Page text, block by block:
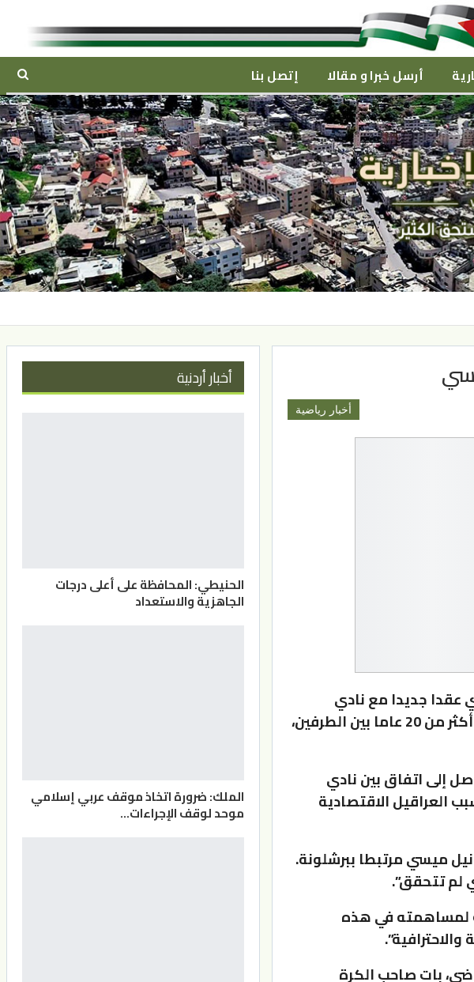
أرسل خبرا و مقالا إتصل بنا
أخبار رياضية
عقدا جديدا مع نادي
برشلونة الإسباني، وستنتهي بذلك شراكة دامت أكثر من 20 عاما بين الطرفين،
إلى اتفاق بين نادي
العراقيل الاقتصادية
ميسي مرتبطا ببرشلونة.
لم تتحقق”.
لمساهمته في هذه
يونيو الماضي، بات صاحب الكرة
أخبار أردنية
الحنيطي: المحافظة على أعلى درجات
الجاهزية والاستعداد
الملك: ضرورة اتخاذ موقف عربي إسلامي
موحد لوقف الإجراءات…